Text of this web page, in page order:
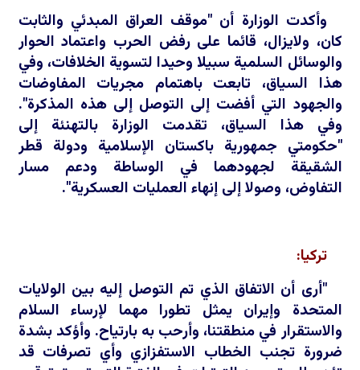
وأكدت الوزارة أن "موقف العراق المبدئي والثابت
كان، ولايزال، قائما على رفض الحرب واعتماد الحوار
والوسائل السلمية سبيلا وحيدا لتسوية الخلافات، وفي
هذا السياق، تابعت باهتمام مجريات المفاوضات
والجهود التي أفضت إلى التوصل إلى هذه المذكرة".
وفي هذا السياق، تقدمت الوزارة بالتهنئة إلى
"حكومتي جمهورية باكستان الإسلامية ودولة قطر
الشقيقة لجهودهما في الوساطة ودعم مسار
التفاوض، وصولا إلى إنهاء العمليات العسكرية".
تركيا:
"أرى أن الاتفاق الذي تم التوصل إليه بين الولايات
المتحدة وإيران يمثل تطورا مهما لإرساء السلام
والاستقرار في منطقتنا، وأرحب به بارتياح. وأؤكد بشدة
ضرورة تجنب الخطاب الاستفزازي وأي تصرفات قد